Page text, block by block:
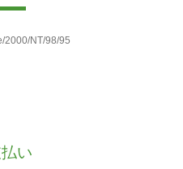
2000/NT/98/95
い